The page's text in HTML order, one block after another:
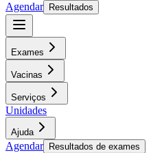
Agendar
Resultados
Exames
Vacinas
Serviços
Unidades
Ajuda
Agendar Resultados de exames